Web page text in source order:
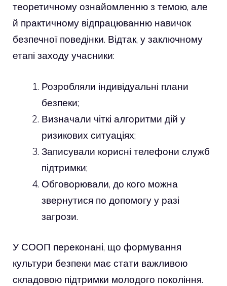
теоретичному ознайомленню з темою, але
й практичному відпрацюванню навичок
безпечної поведінки. Відтак, у заключному
етапі заходу учасники:
Розробляли індивідуальні плани
безпеки;
Визначали чіткі алгоритми дій у
ризикових ситуаціях;
Записували корисні телефони служб
підтримки;
Обговорювали, до кого можна
звернутися по допомогу у разі
загрози.
У СООП переконані, що формування
культури безпеки має стати важливою
складовою підтримки молодого покоління.